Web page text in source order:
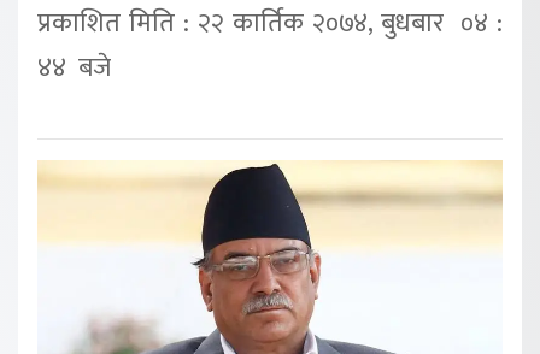
प्रकाशित मिति : २२ कार्तिक २०७४, बुधबार ०४ :
४४ बजे